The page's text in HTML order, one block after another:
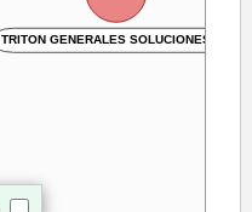
TRITON GENERALES SOLUCIONES SL